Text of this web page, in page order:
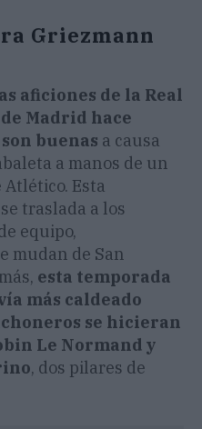
Griezmann
aficiones de la Real
Madrid hace
buenas a causa
a manos de un
Esta
traslada a los
equipo,
mudan de San
esta temporada
más caldeado
se hicieran
Le Normand y
, dos pilares de